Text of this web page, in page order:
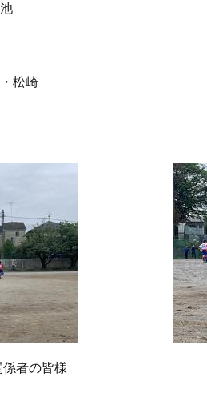
松崎
者の皆様